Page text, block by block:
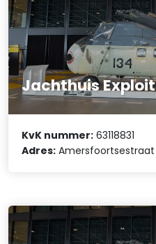
Jachthuis
KvK nummer: 63118831
Adres: Amersfoortsestraat